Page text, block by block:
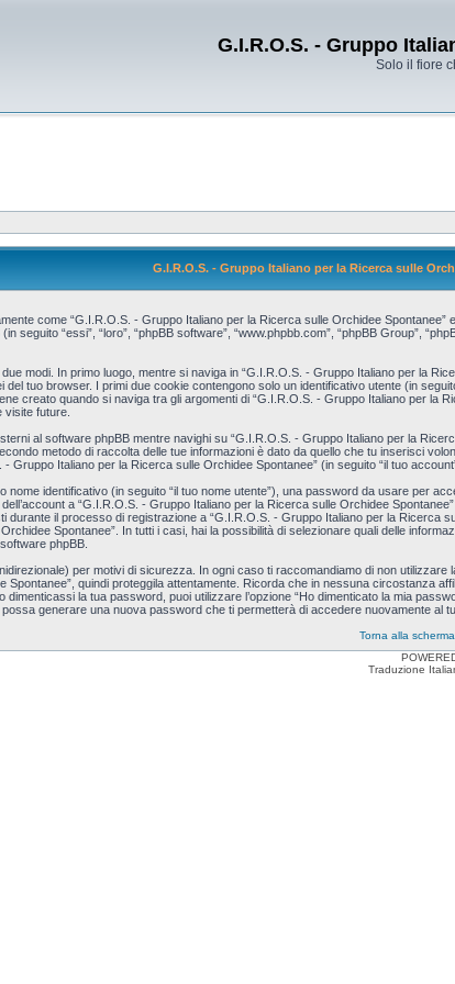
G.I.R.O.S. - Gruppo
Solo il fiore
G.I.R.O.S. - Gruppo Italiano per la Ricerca sulle
come “G.I.R.O.S. - Gruppo Italiano per la Ricerca sulle Orchidee
seguito “essi”, “loro”, “phpBB software”, “www.phpbb.com”, “phpBB Group”,
modi. In primo luogo, mentre si naviga in “G.I.R.O.S. - Gruppo Italiano per la
del tuo browser. I primi due cookie contengono solo un identificativo utente (in
creato quando si naviga tra gli argomenti di “G.I.R.O.S. - Gruppo Italiano per la
visite future.
al software phpBB mentre navighi su “G.I.R.O.S. - Gruppo Italiano per la
metodo di raccolta delle tue informazioni è dato da quello che tu inserisci
Gruppo Italiano per la Ricerca sulle Orchidee Spontanee” (in seguito “il tuo
nome identificativo (in seguito “il tuo nome utente”), una password da usare per
a “G.I.R.O.S. - Gruppo Italiano per la Ricerca sulle Orchidee
durante il processo di registrazione a “G.I.R.O.S. - Gruppo Italiano per la Ricerca
Spontanee”. In tutti i casi, hai la possibilità di selezionare quali delle
phpBB.
per motivi di sicurezza. In ogni caso ti raccomandiamo di non
Spontanee”, quindi proteggila attentamente. Ricorda che in nessuna circostanza
la tua password, puoi utilizzare l’opzione “Ho dimenticato la mia
generare una nuova password che ti permetterà di accedere nuovamente al
Torna alla
Traduzione